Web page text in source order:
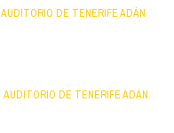
AUDITORIO DE TENERIFE ADÁN
AUDITORIO DE TENERIFE ADÁN